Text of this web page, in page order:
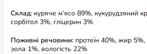
Склад: куряче м’ясо 89%, кукурудзяний
сорбітол 3%, гліцерин 3%
Поживні речовини: протеїн 40%, жир 5%,
зола 1%, вологість 22%